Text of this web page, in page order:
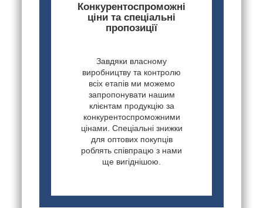
Конкурентоспроможні
ціни та спеціальні
пропозиції
Завдяки власному
виробництву та контролю
всіх етапів ми можемо
запропонувати нашим
клієнтам продукцію за
конкурентоспроможними
цінами. Спеціальні знижки
для оптових покупців
роблять співпрацю з нами
ще вигіднішою.